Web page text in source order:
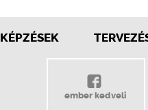
ember kedveli